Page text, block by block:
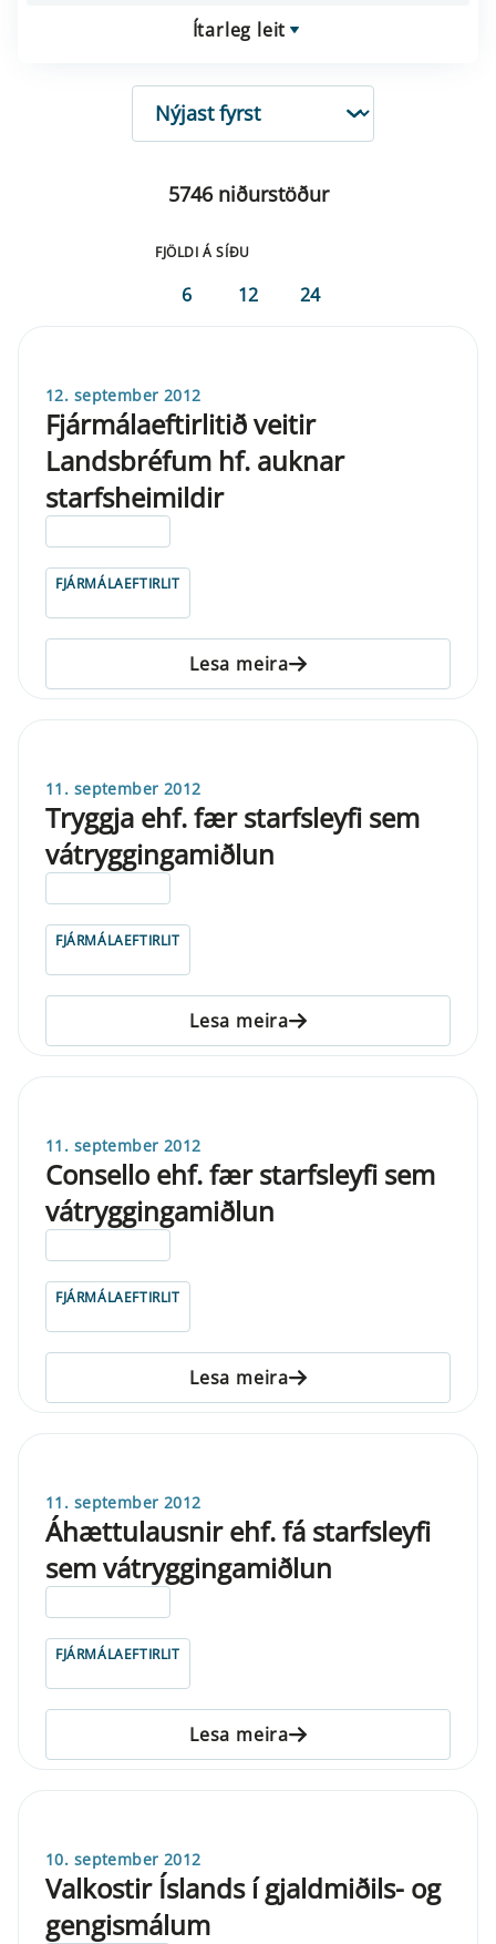
Ítarleg leit
RÖÐUN
5746 niðurstöður
FJÖLDI Á SÍÐU
6 12 24
12. september 2012
Fjármálaeftirlitið veitir
Landsbréfum hf. auknar
starfsheimildir
FJÁRMÁLAEFTIRLIT
Lesa meira
11. september 2012
Tryggja ehf. fær starfsleyfi sem
vátryggingamiðlun
FJÁRMÁLAEFTIRLIT
Lesa meira
11. september 2012
Consello ehf. fær starfsleyfi sem
vátryggingamiðlun
FJÁRMÁLAEFTIRLIT
Lesa meira
11. september 2012
Áhættulausnir ehf. fá starfsleyfi
sem vátryggingamiðlun
FJÁRMÁLAEFTIRLIT
Lesa meira
10. september 2012
Valkostir Íslands í gjaldmiðils- og
gengismálum